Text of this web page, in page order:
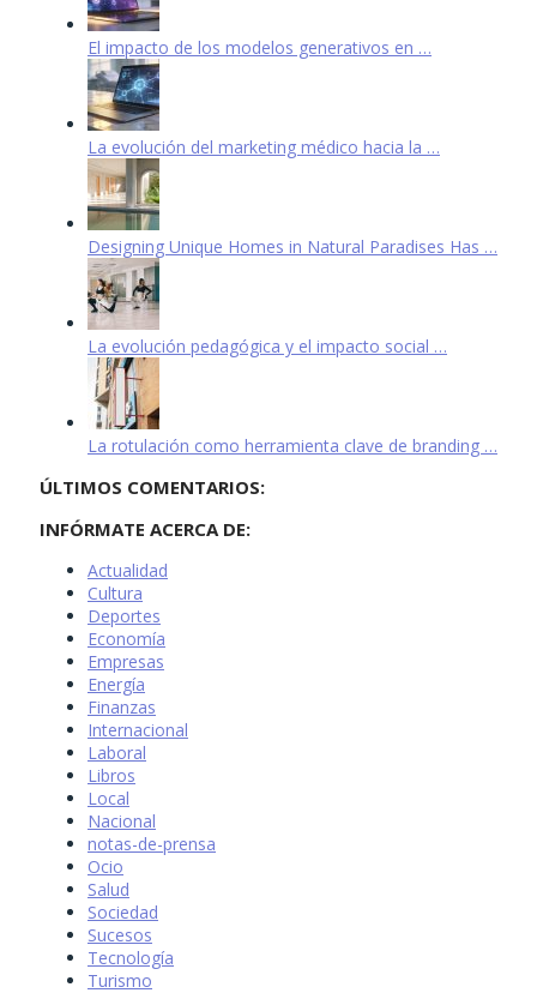
El impacto de los modelos generativos en …
La evolución del marketing médico hacia la …
Designing Unique Homes in Natural Paradises Has …
La evolución pedagógica y el impacto social …
La rotulación como herramienta clave de branding …
ÚLTIMOS COMENTARIOS:
INFÓRMATE ACERCA DE:
Actualidad
Cultura
Deportes
Economía
Empresas
Energía
Finanzas
Internacional
Laboral
Libros
Local
Nacional
notas-de-prensa
Ocio
Salud
Sociedad
Sucesos
Tecnología
Turismo